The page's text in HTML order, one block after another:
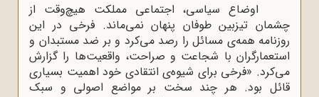
اوضاع سیاسی، اجتماعی مملکت هیچ‌وقت از
چشمان تیزبین طوفان پنهان نمی‌ماند. فرخی در این
روزنامه همه‌ی مسائل را رصد می‌کرد و بر ضد مستبدان و
استعمارگران با شجاعت و صراحت، واقعیت‌‌ها را گزارش
می‌کرد. «فرخی برای شیوه‌ی انتقادی خود اهمیت بسیاری
قائل بود. هر چند سخت بر مواضع اصولی و سبک